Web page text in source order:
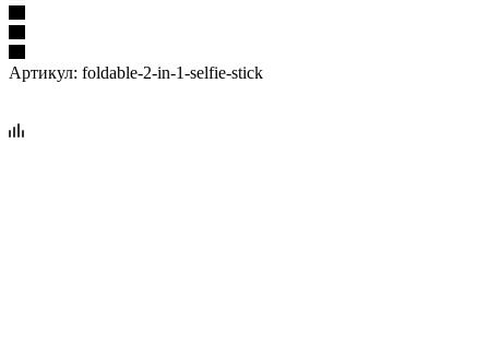
Артикул: foldable-2-in-1-selfie-stick